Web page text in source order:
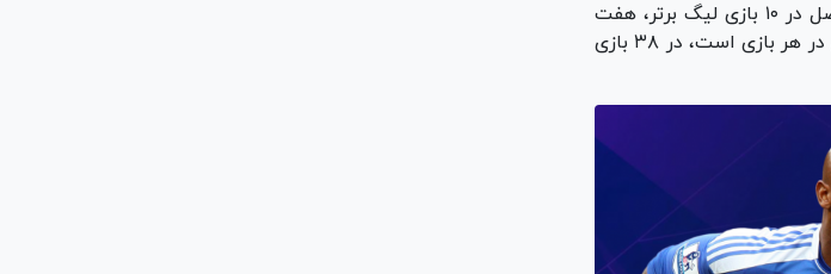
فرعون مصری احتمال دارد یک فصل دیگر در آنفیلد بماند. صلاح تا به اینجای فصل در ۱۰ بازی لیگ برتر، هفت
گل به ثمر رسانده است، به این معنی که اگر با نرخ گلزنی فعلی خود که ۰.۷۰ گل در هر بازی است، در ۳۸ بازی